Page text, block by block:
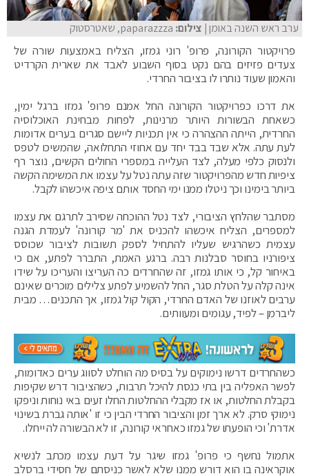
ערב ראש השנה באומן| צילום: paparazzza, שאטרסטוק
פרויקטור הקורונה, פרופ' רוני גמזו, הצליח באמצעות שורה של
צעדים פזיזים בהם נקט בסוף השבוע לאבד את שארית הקרדיט
והאמון שעוד נותרו לו בציבור החרדי.
את דרכו כפרויקטור הקורונה החל אמנם פרופ' גמזו ברגל ימין,
כשאחת הבשורות היותר מרנינות, לפחות מבחינת האוכלוסיה
החרדית, הייתה ההצהרה כי אין תכניות ליישם סגרים בערים אדומות
לעת עתה. אלא שבד בבד יחד עם אחוזי התחלואה, שהמשיכו לטפס
ולנסוק כלפי מעלה, לצד העלייה במספרי החולים הקשים, נוצר רף
ציפיות חדש מהפרויקטור שזה עתה נטל על עצמו את המשימה הקשה
ביותר בימינו וכך ניטלו ממנו ימי החסד אותם ציפה איכשהו לקבל.
מסתבר שהלחץ הציבורי, לצד נטל ההוכחה שסירב לתרגם את עצמו
למספרים, הצליח איכשהו להכניס את 'מר קורונה' לעמדת הגנה
עצמית כשהרגיש שעליו להתחיל לספק תשובות לציבור שכוסס
ציפורניו בחוסר סבלנות רבה. ברגע האמת, התברר לפתע, אם כי
באיחור קל, כי אותו גמזו, זה שהחרדים כה העריצו והעריכו על שידו
אינה קלה על הטלת סגר, החל להשמיע לפתע צלילים מוכרים שאינם
ערבים לאוזנו של האדם החרדי, הקול קול גמזו, אך התכנים… מבית
ליברמן – לפיד, עגומים ומעוותים.
כשהחרדים דרשו נימוקים על בסיס מה הוחלט לסווג ערים כאדומות,
לפשר האפליה בין בתי כנסת להיכל תרבות, כשהציבור דרש שקיפות
בקבלת החלטות, או אז מקבלי ההחלטות החלו זעים באי נוחות וניפקו
נימוקי סרק. לא ארך זמן והציבור החרדי הבין כי זו 'אותה גברת בשינוי
אדרת' וכי הופעתו של גמזו כאחראי קורונה, זו לא הבשורה לה ייחלו.
אתמול נחשף כי פרופ' גמזו שיגר על דעת עצמו מכתב לנשיא
אוקראינה בו הוא דורש ממנו שלא לאשר כניסתם של חסידי ברסלב